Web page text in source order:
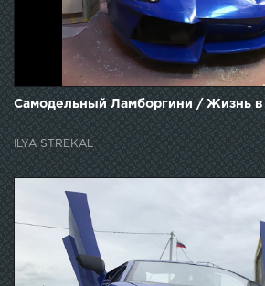
Самодельный Ламборгини / Жизнь в
ILYA STREKAL